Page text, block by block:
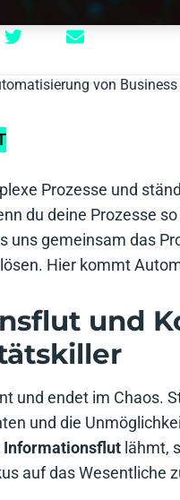
von
Prozesse und
du deine Prozesse
uns gemeinsam das
Hier kommt
und
und endet im Chaos.
und die
Informationsflut lähmt,
auf das Wesentliche